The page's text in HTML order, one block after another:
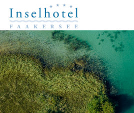
No
menu
locations
found.